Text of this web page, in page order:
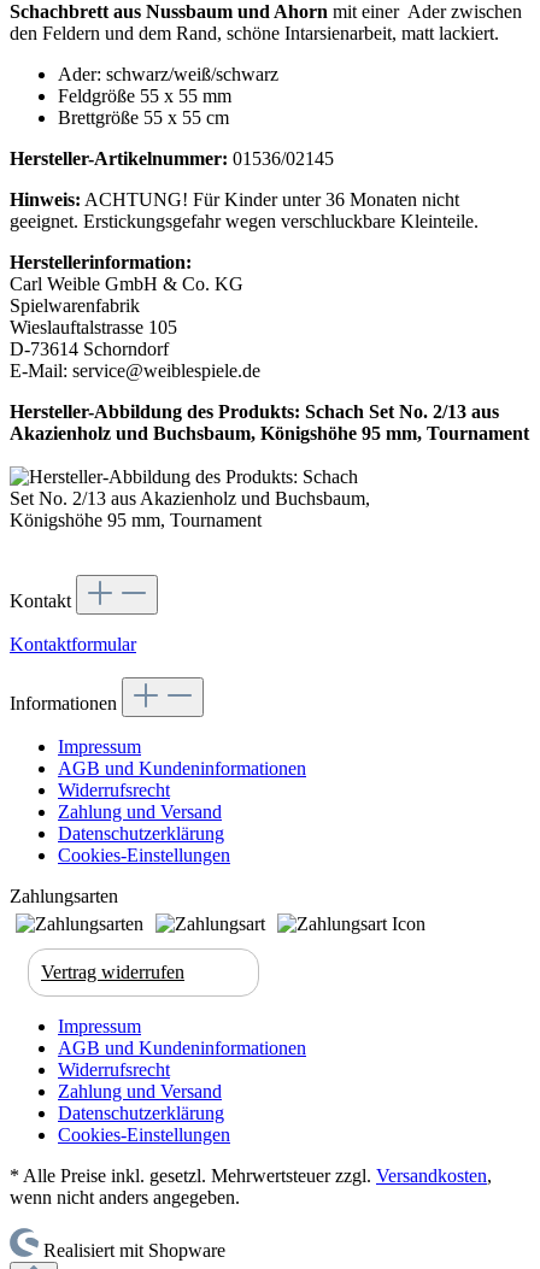
Schachbrett aus Nussbaum und Ahorn mit einer Ader zwischen
den Feldern und dem Rand, schöne Intarsienarbeit, matt lackiert.
Ader: schwarz/weiß/schwarz
Feldgröße 55 x 55 mm
Brettgröße 55 x 55 cm
Hersteller-Artikelnummer: 01536/02145
Hinweis: ACHTUNG! Für Kinder unter 36 Monaten nicht
geeignet. Erstickungsgefahr wegen verschluckbare Kleinteile.
Herstellerinformation:
Carl Weible GmbH & Co. KG
Spielwarenfabrik
Wieslauftalstrasse 105
D-73614 Schorndorf
E-Mail: service@weiblespiele.de
Hersteller-Abbildung des Produkts: Schach Set No. 2/13 aus
Akazienholz und Buchsbaum, Königshöhe 95 mm, Tournament
Kontakt
Kontaktformular
Informationen
Impressum
AGB und Kundeninformationen
Widerrufsrecht
Zahlung und Versand
Datenschutzerklärung
Cookies-Einstellungen
Zahlungsarten
Vertrag widerrufen
Impressum
AGB und Kundeninformationen
Widerrufsrecht
Zahlung und Versand
Datenschutzerklärung
Cookies-Einstellungen
* Alle Preise inkl. gesetzl. Mehrwertsteuer zzgl. Versandkosten,
wenn nicht anders angegeben.
Realisiert mit Shopware